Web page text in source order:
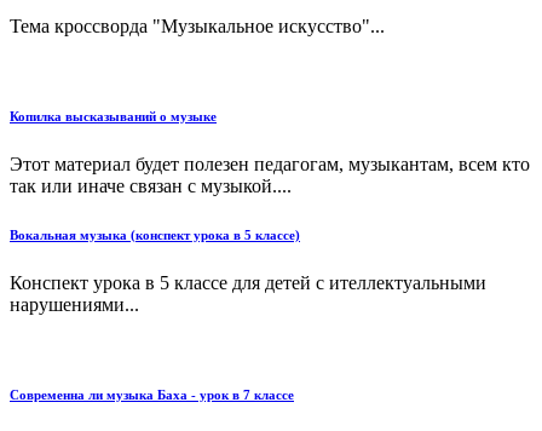
Тема кроссворда "Музыкальное искусство"...
Копилка высказываний о музыке
Этот материал будет полезен педагогам, музыкантам, всем кто
так или иначе связан с музыкой....
Вокальная музыка (конспект урока в 5 классе)
Конспект урока в 5 классе для детей с ителлектуальными
нарушениями...
Современна ли музыка Баха - урок в 7 классе